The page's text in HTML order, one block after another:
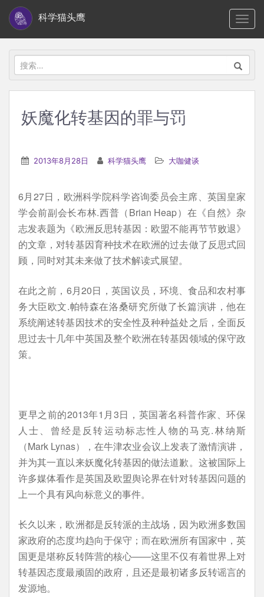
i
科学猫头鹰
搜
索：
妖魔化转基因的罪与罚
2013年8月28日 科学猫头鹰 大咖健谈
6月27日，欧洲科学院科学咨询委员会主席、英国皇家
学会前副会长布林.西普（Brian Heap）在《自然》杂
志发表题为《欧洲反思转基因：欧盟不能再节节败退》
的文章，对转基因育种技术在欧洲的过去做了反思式回
顾，同时对其未来做了技术解读式展望。
在此之前，6月20日，英国议员，环境、食品和农村事
务大臣欧文.帕特森在洛桑研究所做了长篇演讲，他在
系统阐述转基因技术的安全性及种种益处之后，全面反
思过去十几年中英国及整个欧洲在转基因领域的保守政
策。
更早之前的2013年1月3日，英国著名科普作家、环保
人士、曾经是反转运动标志性人物的马克.林纳斯
（Mark Lynas），在牛津农业会议上发表了激情演讲，
并为其一直以来妖魔化转基因的做法道歉。这被国际上
许多媒体看作是英国及欧盟舆论界在针对转基因问题的
上一个具有风向标意义的事件。
长久以来，欧洲都是反转派的主战场，因为欧洲多数国
家政府的态度均趋向于保守；而在欧洲所有国家中，英
国更是堪称反转阵营的核心——这里不仅有着世界上对
转基因态度最顽固的政府，且还是最初诸多反转谣言的
发源地。